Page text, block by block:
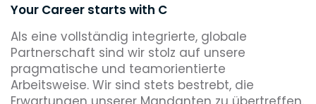
Your Career starts with C
Als eine vollständig integrierte, globale
Partnerschaft sind wir stolz auf unsere
pragmatische und teamorientierte
Arbeitsweise. Wir sind stets bestrebt, die